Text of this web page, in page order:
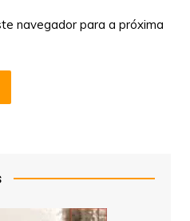
navegador para a próxima